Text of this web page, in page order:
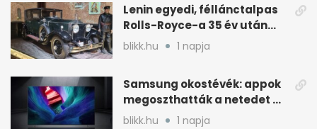
Lenin egyedi, féllánctalpas
Rolls-Royce-a 35 év után
kijött a garázsból
blikk.hu 1 napja
Samsung okostévék: appok
megoszthatták a netedet a
tudtod nélkül
blikk.hu 1 napja